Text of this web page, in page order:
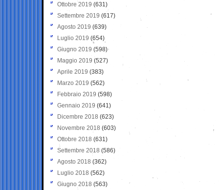
Ottobre 2019 (631)
Settembre 2019 (617)
Agosto 2019 (639)
Luglio 2019 (654)
Giugno 2019 (598)
Maggio 2019 (527)
Aprile 2019 (383)
Marzo 2019 (562)
Febbraio 2019 (598)
Gennaio 2019 (641)
Dicembre 2018 (623)
Novembre 2018 (603)
Ottobre 2018 (631)
Settembre 2018 (586)
Agosto 2018 (362)
Luglio 2018 (562)
Giugno 2018 (563)